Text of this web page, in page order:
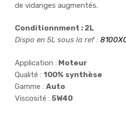
de vidanges augmentés.
Conditionnment : 2L
Dispo en 5L sous la ref :
Application : Moteur
Qualité : 100% synthèse
Gamme : Auto
Viscosité : 5W40